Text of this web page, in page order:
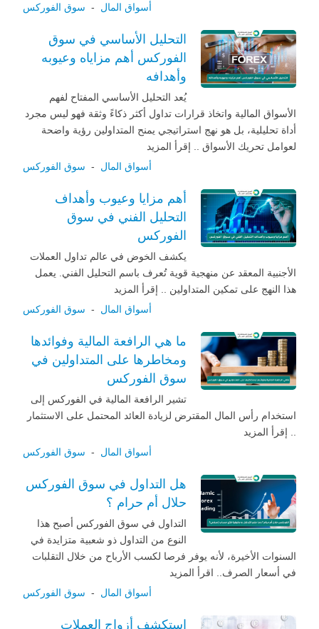
أسواق المال - سوق الفوركس
التحليل الأساسي في سوق
الفوركس أهم مزاياه وعيوبه
وأهدافه
يُعد التحليل الأساسي المفتاح لفهم
الأسواق المالية واتخاذ قرارات تداول أكثر ذكاءً وثقة فهو ليس مجرد
أداة تحليلية، بل هو نهج استراتيجي يمنح المتداولين رؤية واضحة
لعوامل تحريك الأسواق .. إقرأ المزيد
أسواق المال - سوق الفوركس
أهم مزايا وعيوب وأهداف
التحليل الفني في سوق
الفوركس
يكشف الخوض في عالم تداول العملات
الأجنبية المعقد عن منهجية قوية تُعرف باسم التحليل الفني. يعمل
هذا النهج على تمكين المتداولين .. إقرأ المزيد
أسواق المال - سوق الفوركس
ما هي الرافعة المالية وفوائدها
ومخاطرها على المتداولين في
سوق الفوركس
تشير الرافعة المالية في الفوركس إلى
استخدام رأس المال المقترض لزيادة العائد المحتمل على الاستثمار
.. إقرأ المزيد
أسواق المال - سوق الفوركس
هل التداول في سوق الفوركس
حلال أم حرام ؟
التداول في سوق الفوركس أصبح هذا
النوع من التداول ذو شعبية متزايدة في
السنوات الأخيرة، لأنه يوفر فرصا لكسب الأرباح من خلال التقلبات
في أسعار الصرف.. اقرأ المزيد
أسواق المال - سوق الفوركس
استكشف أزواج العملات